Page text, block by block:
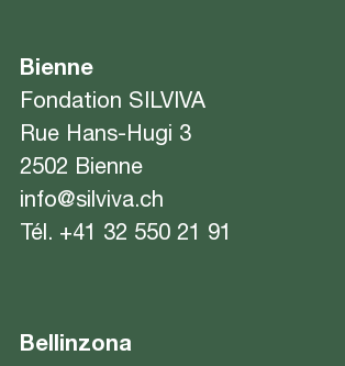
Bienne
Fondation SILVIVA
Rue Hans-Hugi 3
2502 Bienne
info@silviva.ch
Tél. +41 32 550 21 91
Bellinzona